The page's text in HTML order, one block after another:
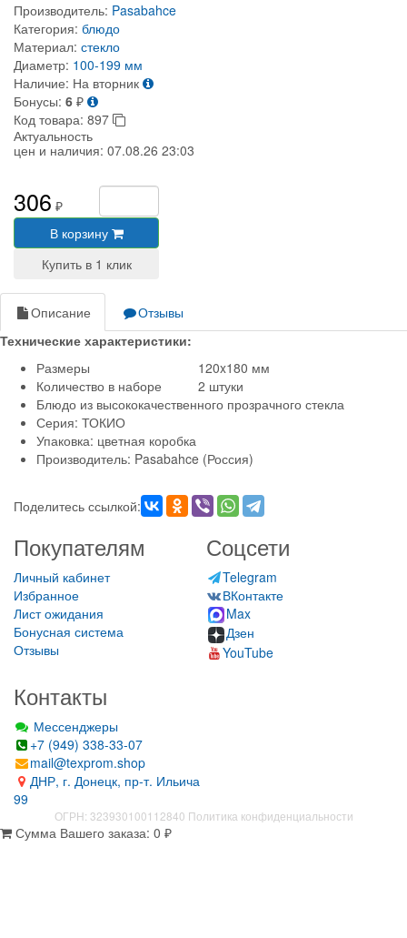
Производитель: Pasabahce
Категория: блюдо
Материал: стекло
Диаметр: 100-199 мм
Наличие: На вторник
Бонусы: 6 ₽
Код товара: 897
Актуальность
цен и наличия: 07.08.26 23:03
306 ₽
В корзину
Описание
Отзывы
Технические характеристики:
Размеры
120x180 мм
Количество в наборе
2 штуки
Блюдо из высококачественного прозрачного стекла
Серия: ТОКИО
Упаковка: цветная коробка
Производитель: Pasabahce (Россия)
Поделитесь ссылкой:
Покупателям
Личный кабинет
Избранное
Лист ожидания
Бонусная система
Отзывы
Соцсети
Telegram
ВКонтакте
Max
Дзен
YouTube
Контакты
Мессенджеры
+7 (949) 338-33-07
mail@texprom.shop
ДНР, г. Донецк, пр-т. Ильича
99
ОГРН: 323930100112840 Политика конфиденциальности
Сумма Вашего заказа: 0 ₽